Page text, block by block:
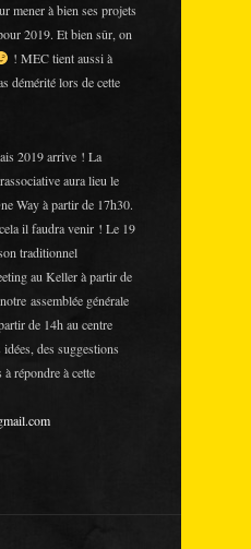
mener à bien ses projets
2019. Et bien sûr, on
! MEC tient aussi à
démérité lors de cette
2019 arrive ! La
aura lieu le
Way à partir de 17h30.
il faudra venir ! Le 19
traditionnel
au Keller à partir de
assemblée générale
de 14h au centre
des suggestions
répondre à cette